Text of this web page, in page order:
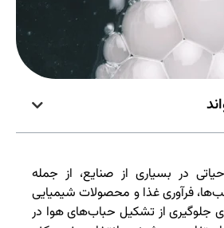
در بسیاری از صنایع، از جمله
فرآوری غذا و محصولات شیمیایی
جلوگیری از تشکیل حباب‌های هوا در